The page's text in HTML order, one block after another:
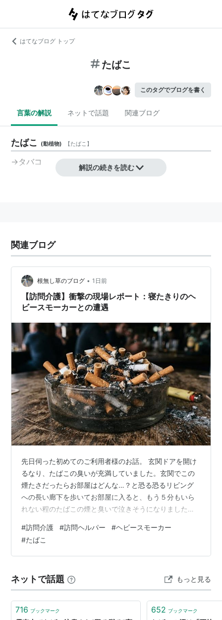
はてなブログ トップ
たばこ
このタグでブログを書く
言葉の解説 ネットで話題 関連ブログ
たばこ (動植物) 【たばこ 】
→タバコ
解説の続きを読む
関連ブログ
根無し草のブログ • 1日前
【訪問介護】衝撃の現場レポート：寝たきりのヘ
ビースモーカーとの遭遇
先日伺った初めてのご利用者様のお話。 玄関ドアを開け
るなり、たばこの臭いが充満していました。玄関でこの
煙たさだったらお部屋はどんな…？と恐る恐るリビング
への長い廊下を歩いてお部屋に入ると、もう５分もいら
れない程のたばこの煙と臭いで泣きそうになりました。
お部屋の換気をしました。 おひとり暮らしで寝たきりの
ご利用者様なのにここまでのヘビースモーカー。介護ベ
ッドの頭部分を上げて、寝たばこしてるってこと、、？
１の訪問ですが、介護保険でのヘルパーさんが毎日朝と
夕方に訪問されているそうです。 お仕…
#訪問介護 #訪問ヘルパー #ヘビースモーカー
#たばこ
ネットで話題 もっと見る
716 ブックマーク 652 ブックマーク